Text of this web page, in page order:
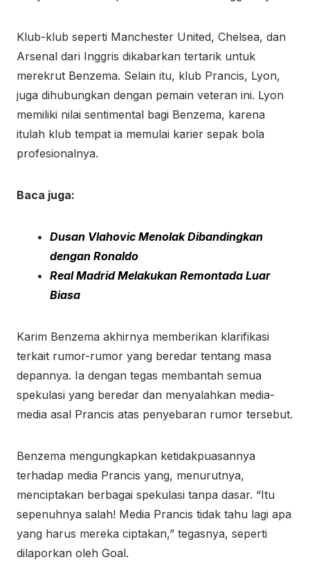
Klub-klub seperti Manchester United, Chelsea, dan
Arsenal dari Inggris dikabarkan tertarik untuk
merekrut Benzema. Selain itu, klub Prancis, Lyon,
juga dihubungkan dengan pemain veteran ini. Lyon
memiliki nilai sentimental bagi Benzema, karena
itulah klub tempat ia memulai karier sepak bola
profesionalnya.
Baca juga:
Dusan Vlahovic Menolak Dibandingkan
dengan Ronaldo
Real Madrid Melakukan Remontada Luar
Biasa
Karim Benzema akhirnya memberikan klarifikasi
terkait rumor-rumor yang beredar tentang masa
depannya. Ia dengan tegas membantah semua
spekulasi yang beredar dan menyalahkan media-
media asal Prancis atas penyebaran rumor tersebut.
Benzema mengungkapkan ketidakpuasannya
terhadap media Prancis yang, menurutnya,
menciptakan berbagai spekulasi tanpa dasar. “Itu
sepenuhnya salah! Media Prancis tidak tahu lagi apa
yang harus mereka ciptakan,” tegasnya, seperti
dilaporkan oleh Goal.